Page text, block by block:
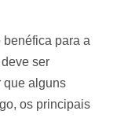
benéfica para a
ser
que alguns
os principais